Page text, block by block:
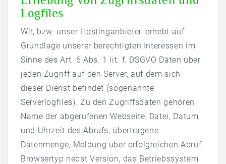
Logfiles
Wir, bzw. unser Hostinganbieter, erhebt auf
Grundlage unserer berechtigten Interessen im
Sinne des Art. 6 Abs. 1 lit. f. DSGVO Daten über
jeden Zugriff auf den Server, auf dem sich
dieser Dienst befindet (sogenannte
Serverlogfiles). Zu den Zugriffsdaten gehören
Name der abgerufenen Webseite, Datei, Datum
und Uhrzeit des Abrufs, übertragene
Datenmenge, Meldung über erfolgreichen Abruf,
Browsertyp nebst Version, das Betriebssystem